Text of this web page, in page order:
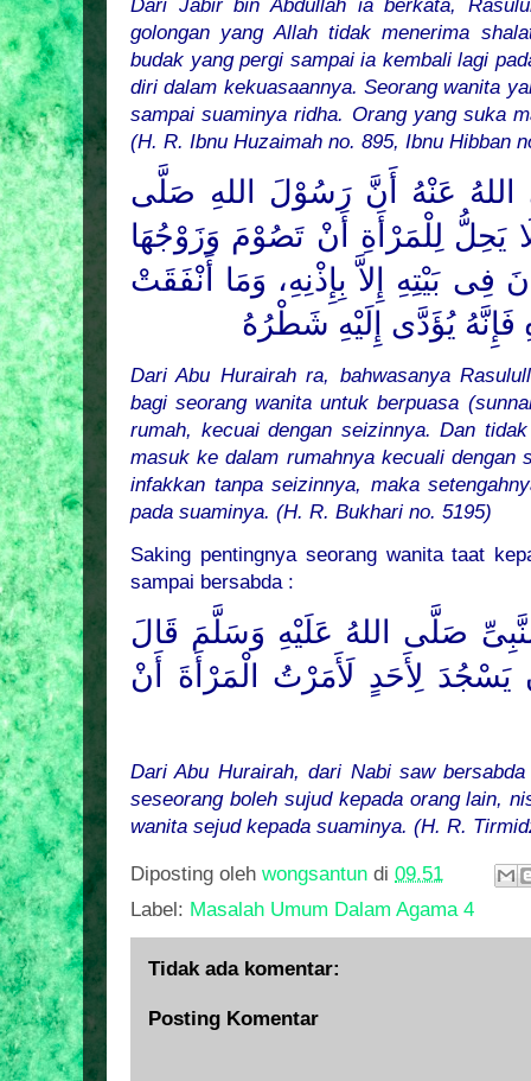
Dari Jabir bin Abdullah ia berkata,
golongan yang Allah tidak menerima
budak yang pergi sampai ia kembali lagi
diri dalam kekuasaannya. Seorang wanita
sampai suaminya ridha. Orang yang suka
(H. R. Ibnu Huzaimah no. 895, Ibnu Hibban
عَنْهُ أَنَّ رَسُوْلَ اللهِ صَلَّى
يَحِلُّ لِلْمَرْأَةِ أَنْ تَصُوْمَ وَزَوْجُهَا
فِى بَيْتِهِ إِلاَّ بِإِذْنِهِ، وَمَا أَنْفَقَتْ
يُؤَدَّى إِلَيْهِ شَطْرُهُ
Dari Abu Hurairah ra, bahwasanya
bagi seorang wanita untuk berpuasa
rumah, kecuai dengan seizinnya. Dan
masuk ke dalam rumahnya kecuali dengan
infakkan tanpa seizinnya, maka
pada suaminya. (H. R. Bukhari no. 5195)
Saking pentingnya seorang wanita taat
sampai bersabda :
صَلَّى اللهُ عَلَيْهِ وَسَلَّمَ قَالَ
يَسْجُدَ لِأَحَدٍ لَأَمَرْتُ الْمَرْأَةَ أَنْ
Dari Abu Hurairah, dari Nabi saw
seseorang boleh sujud kepada orang lain,
wanita sejud kepada suaminya. (H. R.
Diposting oleh wongsantun di 09.51
Label: Masalah Umum Dalam Agama 4
Tidak ada komentar:
Posting Komentar